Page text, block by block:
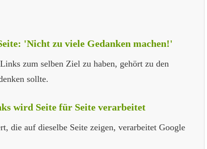
'Nicht zu viele Gedanken machen!'
zum selben Ziel zu haben, gehört zu den
sollte.
wird Seite für Seite verarbeitet
die auf dieselbe Seite zeigen, verarbeitet Google